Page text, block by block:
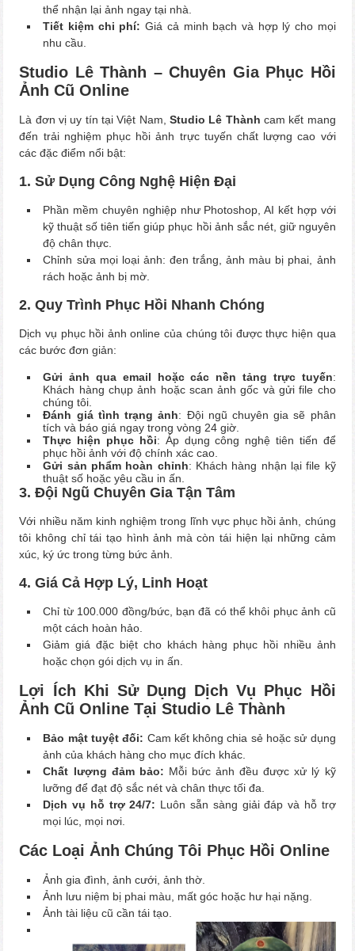
thể nhận lại ảnh ngay tại nhà.
Tiết kiệm chi phí: Giá cả minh bạch và hợp lý cho mọi
nhu cầu.
Studio Lê Thành – Chuyên Gia Phục Hồi
Ảnh Cũ Online
Là đơn vị uy tín tại Việt Nam, Studio Lê Thành cam kết mang
đến trải nghiệm phục hồi ảnh trực tuyến chất lượng cao với
các đặc điểm nổi bật:
1. Sử Dụng Công Nghệ Hiện Đại
Phần mềm chuyên nghiệp như Photoshop, AI kết hợp với
kỹ thuật số tiên tiến giúp phục hồi ảnh sắc nét, giữ nguyên
độ chân thực.
Chỉnh sửa mọi loại ảnh: đen trắng, ảnh màu bị phai, ảnh
rách hoặc ảnh bị mờ.
2. Quy Trình Phục Hồi Nhanh Chóng
Dịch vụ phục hồi ảnh online của chúng tôi được thực hiện qua
các bước đơn giản:
Gửi ảnh qua email hoặc các nền tảng trực tuyến:
Khách hàng chụp ảnh hoặc scan ảnh gốc và gửi file cho
chúng tôi.
Đánh giá tình trạng ảnh: Đội ngũ chuyên gia sẽ phân
tích và báo giá ngay trong vòng 24 giờ.
Thực hiện phục hồi: Áp dụng công nghệ tiên tiến để
phục hồi ảnh với độ chính xác cao.
Gửi sản phẩm hoàn chỉnh: Khách hàng nhận lại file kỹ
thuật số hoặc yêu cầu in ấn.
3. Đội Ngũ Chuyên Gia Tận Tâm
Với nhiều năm kinh nghiệm trong lĩnh vực phục hồi ảnh, chúng
tôi không chỉ tái tạo hình ảnh mà còn tái hiện lại những cảm
xúc, ký ức trong từng bức ảnh.
4. Giá Cả Hợp Lý, Linh Hoạt
Chỉ từ 100.000 đồng/bức, bạn đã có thể khôi phục ảnh cũ
một cách hoàn hảo.
Giảm giá đặc biệt cho khách hàng phục hồi nhiều ảnh
hoặc chọn gói dịch vụ in ấn.
Lợi Ích Khi Sử Dụng Dịch Vụ Phục Hồi
Ảnh Cũ Online Tại Studio Lê Thành
Bảo mật tuyệt đối: Cam kết không chia sẻ hoặc sử dụng
ảnh của khách hàng cho mục đích khác.
Chất lượng đảm bảo: Mỗi bức ảnh đều được xử lý kỹ
lưỡng để đạt độ sắc nét và chân thực tối đa.
Dịch vụ hỗ trợ 24/7: Luôn sẵn sàng giải đáp và hỗ trợ
mọi lúc, mọi nơi.
Các Loại Ảnh Chúng Tôi Phục Hồi Online
Ảnh gia đình, ảnh cưới, ảnh thờ.
Ảnh lưu niệm bị phai màu, mất góc hoặc hư hại nặng.
Ảnh tài liệu cũ cần tái tạo.